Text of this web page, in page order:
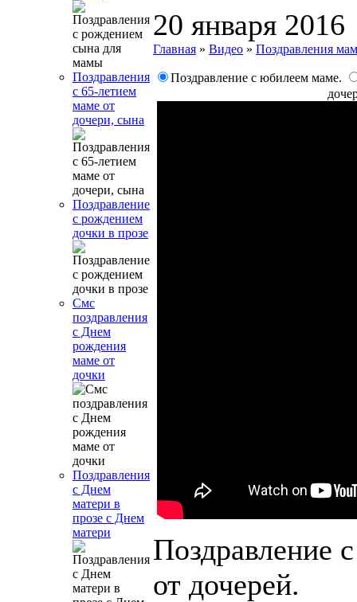
Поздравления
с 65-летием
маме от
дочери, сына
Поздравление
с рождением
дочки в прозе
Смс
поздравления
с Днем
рождения
маме от
дочки
Поздравления
с Днем
матери в
прозе с Днем
матери
20 января 2016
Главная » Видео » Поздравления
Поздравление с юбилеем маме.
Поздравление
от дочерей.